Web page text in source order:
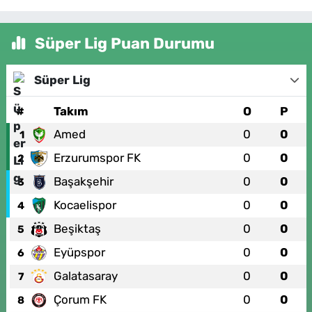
Süper Lig Puan Durumu
Süper Lig
# Takım O P
1 Amed 0 0
2 Erzurumspor FK 0 0
3 Başakşehir 0 0
4 Kocaelispor 0 0
5 Beşiktaş 0 0
6 Eyüpspor 0 0
7 Galatasaray 0 0
8 Çorum FK 0 0